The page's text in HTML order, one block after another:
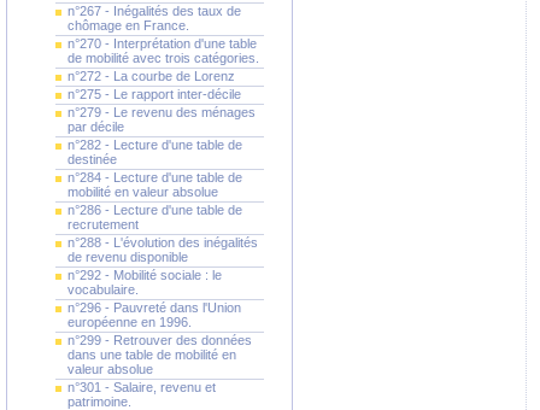
n°267 - Inégalités des taux de
chômage en France.
n°270 - Interprétation d'une table
de mobilité avec trois catégories.
n°272 - La courbe de Lorenz
n°275 - Le rapport inter-décile
n°279 - Le revenu des ménages
par décile
n°282 - Lecture d'une table de
destinée
n°284 - Lecture d'une table de
mobilité en valeur absolue
n°286 - Lecture d'une table de
recrutement
n°288 - L'évolution des inégalités
de revenu disponible
n°292 - Mobilité sociale : le
vocabulaire.
n°296 - Pauvreté dans l'Union
européenne en 1996.
n°299 - Retrouver des données
dans une table de mobilité en
valeur absolue
n°301 - Salaire, revenu et
patrimoine.